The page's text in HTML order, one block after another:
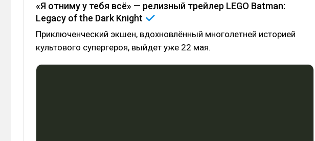
«Я отниму у тебя всё» — релизный трейлер LEGO Batman:
Legacy of the Dark Knight
Приключенческий экшен, вдохновлённый многолетней историей
культового супергероя, выйдет уже 22 мая.